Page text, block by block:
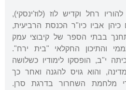
רחל וקדיש לוז (לוז'ינסקי),
כיהן אביו כיו"ר הכנסת הרביעית,
בבתי הספר של קיבוצי עמק
והתיכון החקלאי "בית ירח".
כיתה י"ב, הופסקו לימודיו כשלושה
והוא גויס להגנה ואחר כך
מלחמת השחרור בדרגת סרן.